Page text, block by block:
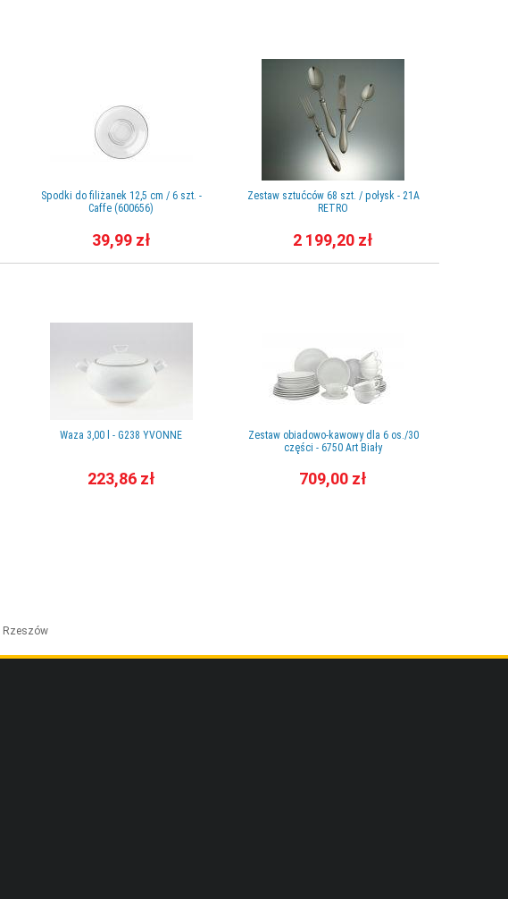
Spodki do filiżanek 12,5 cm / 6 szt. -
Caffe (600656)
39,99 zł
Waza 3,00 l - G238 YVONNE
223,86 zł
Zestaw sztućców 68 szt. / połysk - 21A
RETRO
2 199,20 zł
Zestaw obiadowo-kawowy dla 6 os./30
części - 6750 Art Biały
709,00 zł
Rzeszów